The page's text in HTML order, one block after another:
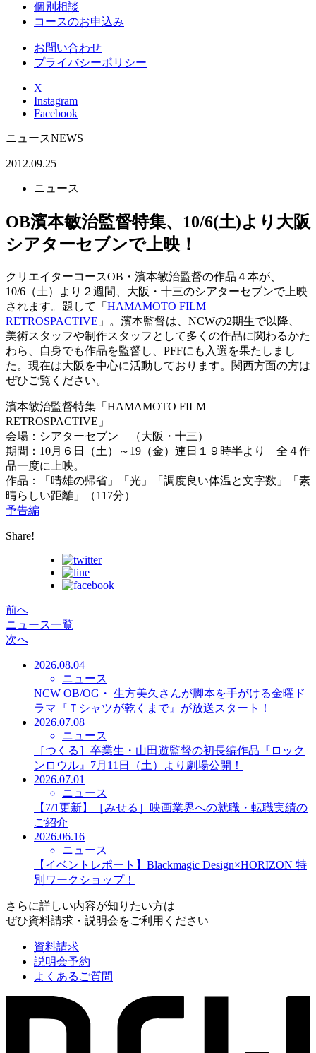
個別相談
コースのお申込み
お問い合わせ
プライバシーポリシー
X
Instagram
Facebook
ニュースNEWS
2012.09.25
ニュース
OB濱本敏治監督特集、10/6(土)より大阪
シアターセブンで上映！
クリエイターコースOB・濱本敏治監督の作品４本が、
10/6（土）より２週間、大阪・十三のシアターセブンで上映
されます。題して「 HAMAMOTO FILM
RETROSPACTIVE 」。濱本監督は、NCWの2期生で以降、
美術スタッフや制作スタッフとして多くの作品に関わるかた
わら、自身でも作品を監督し、PFFにも入選を果たしまし
た。現在は大阪を中心に活動しております。関西方面の方は
ぜひご覧ください。
濱本敏治監督特集「HAMAMOTO FILM
RETROSPACTIVE」
会場：シアターセブン （大阪・十三）
期間：10月６日（土）～19（金）連日１９時半より 全４作
品一度に上映。
作品：「晴雄の帰省」「光」「調度良い体温と文字数」「素
晴らしい距離」（117分）
予告編
Share!
前へ
ニュース一覧
次へ
2026.08.04
ニュース
NCW OB/OG・ 生方美久さんが脚本を手がける金曜ド
ラマ『Ｔシャツが乾くまで』が放送スタート！
2026.07.08
ニュース
［つくる］卒業生・山田遊監督の初長編作品『ロック
ンロウル』7月11日（土）より劇場公開！
2026.07.01
ニュース
【7/1更新】［みせる］映画業界への就職・転職実績の
ご紹介
2026.06.16
ニュース
【イベントレポート】Blackmagic Design×HORIZON 特
別ワークショップ！
さらに詳しい内容が知りたい方は
ぜひ資料請求・説明会をご利用ください
資料請求
説明会予約
よくあるご質問